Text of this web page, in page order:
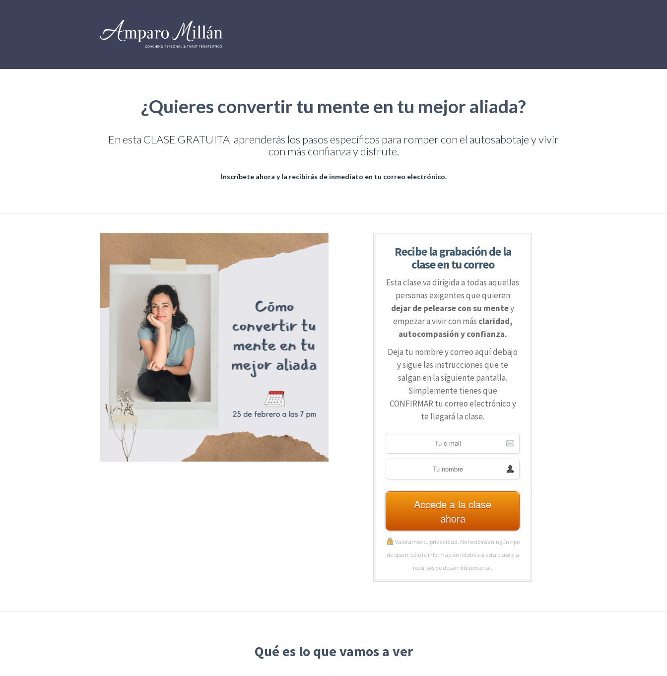
¿Quieres convertir tu mente en tu mejor aliada?
En esta CLASE GRATUITA aprenderás los pasos específicos para romper con el autosabotaje y vivir
con más confianza y disfrute.
Inscríbete ahora y la recibirás de inmediato en tu correo electrónico.
Recibe la grabación de la
clase en tu correo
Esta clase va dirigida a todas aquellas
personas exigentes que quieren
dejar de pelearse con su mentey
empezar a vivir con más claridad,
autocompasión y confianza.
Deja tu nombre y correo aquí debajo
y sigue las instrucciones que te
salgan en la siguiente pantalla.
Simplemente tienes que
CONFIRMAR tu correo electrónico y
te llegará la clase.
Accede a la clase
ahora
Valoramos tu privacidad. No recibirás ningún tipo
de spam, sólo la información relativa a esta clase y a
recursos de desarrollo personal.
Qué es lo que vamos a ver